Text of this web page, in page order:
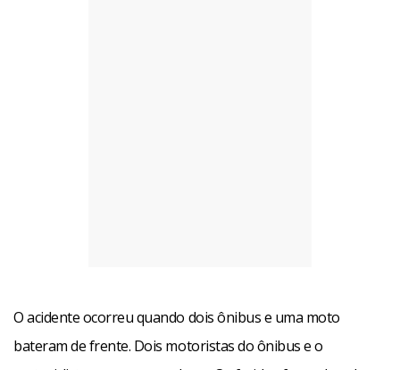
O acidente ocorreu quando dois ônibus e uma moto
bateram de frente. Dois motoristas do ônibus e o